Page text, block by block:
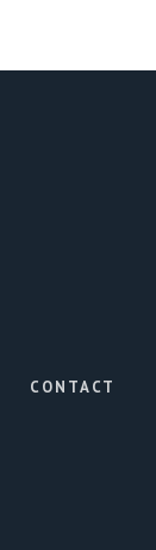
CONTACT